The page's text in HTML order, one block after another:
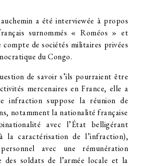
a été interviewée à propos
surnommés « Roméos » et
de sociétés militaires privées
du Congo.
de savoir s’ils pourraient être
mercenaires en France, elle a
infraction suppose la réunion de
notamment la nationalité française
avec l’État belligérant
la caractérisation de l’infraction),
personnel avec une rémunération
des soldats de l’armée locale et la